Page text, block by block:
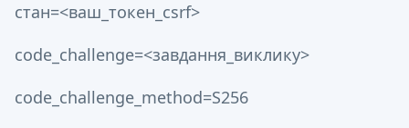
стан=<ваш_токен_csrf>
code_challenge=<завдання_виклику>
code_challenge_method=S256